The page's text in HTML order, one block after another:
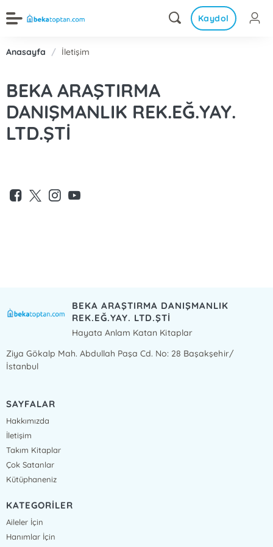
Kaydol
Anasayfa / İletişim
BEKA ARAŞTIRMA
DANIŞMANLIK REK.EĞ.YAY.
LTD.ŞTİ
BEKA ARAŞTIRMA DANIŞMANLIK
REK.EĞ.YAY. LTD.ŞTİ
Hayata Anlam Katan Kitaplar
Ziya Gökalp Mah. Abdullah Paşa Cd. No: 28 Başakşehir/
İstanbul
SAYFALAR
Hakkımızda
İletişim
Takım Kitaplar
Çok Satanlar
Kütüphaneniz
KATEGORİLER
Aileler İçin
Hanımlar İçin